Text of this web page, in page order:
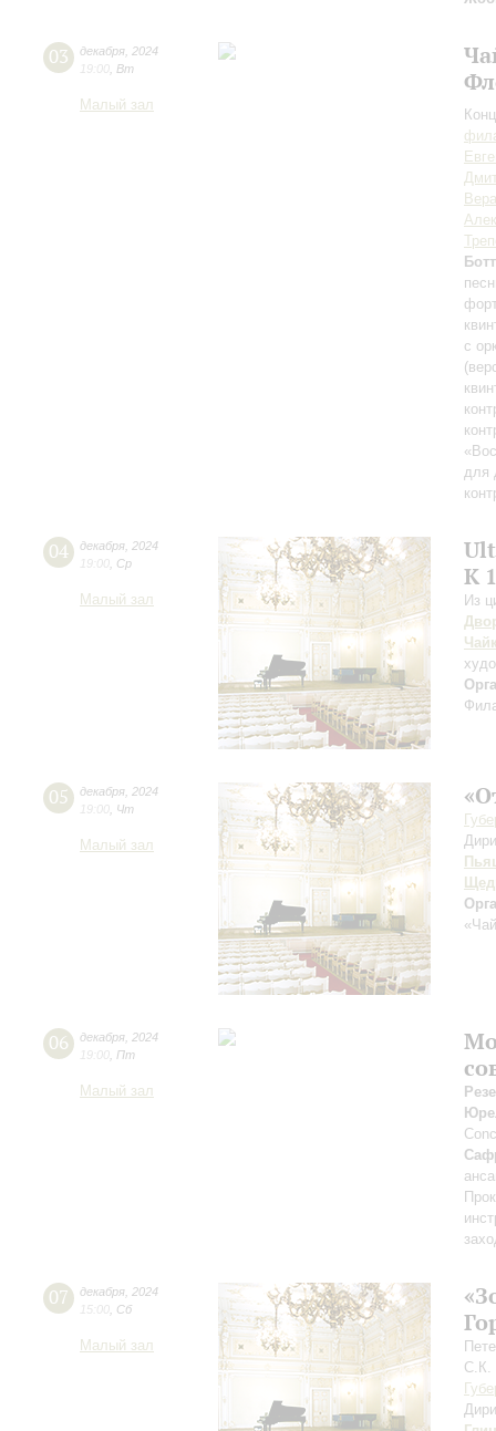
03 декабря 2024
19:00 Вт
Малый зал
с
для
04 декабря 2024
19:00 Ср
Малый зал
К
Из
05 декабря 2024
19:00 Чт
Малый зал
06 декабря 2024
19:00 Пт
Малый зал
07 декабря 2024
15:00 Сб
Малый зал
С.К.